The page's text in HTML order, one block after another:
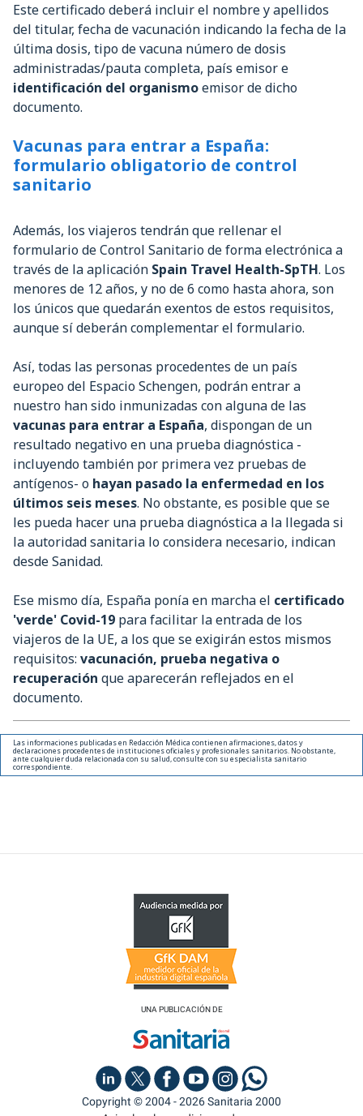
Este certificado deberá incluir el nombre y apellidos
del titular, fecha de vacunación indicando la fecha de la
última dosis, tipo de vacuna número de dosis
administradas/pauta completa, país emisor e
identificación del organismoemisor de dicho
documento.
Vacunas para entrar a España:
formulario obligatorio de control
sanitario
Además, los viajeros tendrán que rellenar el
formulario de Control Sanitario de forma electrónica a
través de la aplicación Spain Travel Health-SpTH. Los
menores de 12 años, y no de 6 como hasta ahora, son
los únicos que quedarán exentos de estos requisitos,
aunque sí deberán complementar el formulario.
Así, todas las personas procedentes de un país
europeo del Espacio Schengen, podrán entrar a
nuestro han sido inmunizadas con alguna de las
vacunas para entrar a España, dispongan de un
resultado negativo en una prueba diagnóstica -
incluyendo también por primera vez pruebas de
antígenos- o hayan pasado la enfermedad en los
últimos seis meses. No obstante, es posible que se
les pueda hacer una prueba diagnóstica a la llegada si
la autoridad sanitaria lo considera necesario, indican
desde Sanidad.
Ese mismo día, España ponía en marcha el certificado
'verde' Covid-19 para facilitar la entrada de los
viajeros de la UE, a los que se exigirán estos mismos
requisitos: vacunación, prueba negativa o
recuperación que aparecerán reflejados en el
documento.
Las informaciones publicadas en Redacción Médica contienen afirmaciones, datos y
declaraciones procedentes de instituciones oficiales y profesionales sanitarios. No obstante,
ante cualquier duda relacionada con su salud, consulte con su especialista sanitario
correspondiente.
UNA PUBLICACIÓN DE
Copyright © 2004 - 2026 Sanitaria 2000